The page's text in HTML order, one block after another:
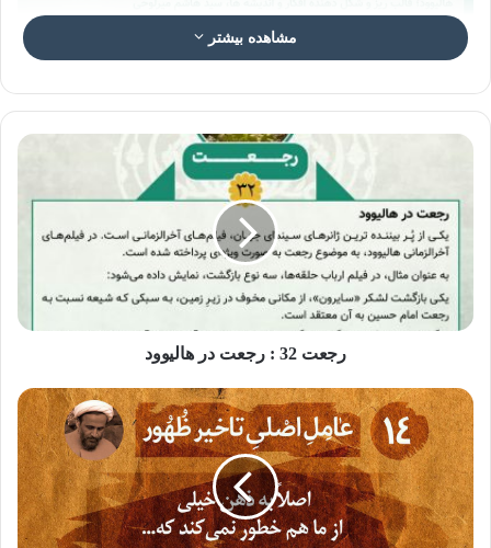
عکس نوشته مهدویت و رسانه ۳۲
کارخانه تولید سم
برای انتقال فرهنگ و اعتقادات است؛ به همین خاطر مدتهاست
که بوسیله آن، مهلک ترین ضربه ها را به اعتقادات ملت ها وارد
می‌کنند. سالهاست که هالیوود در سلطه کامل صهیونیست ها و در
خدمت اهداف آنهاست. صهیونیست ها بوسیله هالیوود و با ایجاد
مشاهده بیشتر
رجعت 32 : رجعت در هالیوود